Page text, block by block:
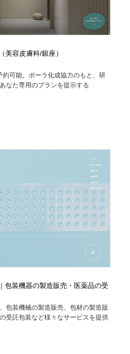
美容皮膚科/銀座）
約可能。ポーラ化成協力のもと、研
なた専用のプランを提示する
包装機器の製造販売・医薬品の受
包装機械の製造販売、包材の製造販
受託包装など様々なサービスを提供